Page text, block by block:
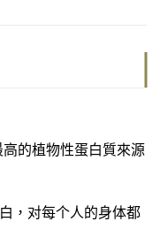
的植物性蛋白質來源
，对每个人的身体都